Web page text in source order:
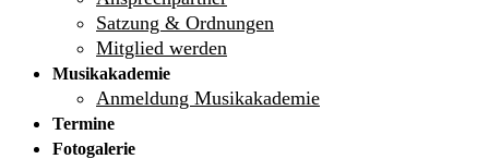
Satzung & Ordnungen
Mitglied werden
Musikakademie
Anmeldung Musikakademie
Termine
Fotogalerie